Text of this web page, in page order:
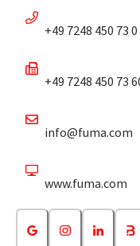
+49 7248 450 73 0
+49 7248 450 73
info@fuma.com
www.fuma.com